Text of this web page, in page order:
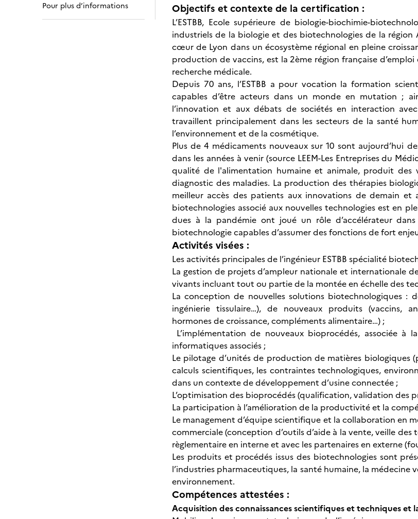
Pour plus d’informations Objectifs et contexte de la certification :
L’ESTBB, Ecole supérieure de biologie-biochimie-
industriels de la biologie et des biotechnologies de la région
cœur de Lyon dans un écosystème régional en pleine
production de vaccins, est la 2ème région française
recherche médicale.
Depuis 70 ans, l’ESTBB a pour vocation la formation
capables d’être acteurs dans un monde en mutation ;
l’innovation et aux débats de sociétés en interaction
travaillent principalement dans les secteurs de la santé
l’environnement et de la cosmétique.
Plus de 4 médicaments nouveaux sur 10 sont aujourd’hui
dans les années à venir (source LEEM-Les Entreprises du
qualité de l'alimentation humaine et animale, produit des
diagnostic des maladies. La production des thérapies
meilleur accès des patients aux innovations de demain et
biotechnologies associé aux nouvelles technologies est en
dues à la pandémie ont joué un rôle d’accélérateur
biotechnologie capables d’assumer des fonctions de fort
Activités visées :
Les activités principales de l’ingénieur ESTBB spécialité
La gestion de projets d’ampleur nationale et internationale
vivants incluant tout ou partie de la montée en échelle des
La conception de nouvelles solutions biotechnologiques :
ingénierie tissulaire…), de nouveaux produits (vaccins,
hormones de croissance, compléments alimentaire…) ;
L’implémentation de nouveaux bioprocédés, associée
informatiques associés ;
Le pilotage d’unités de production de matières biologiques
calculs scientifiques, les contraintes technologiques,
dans un contexte de développement d’usine connectée ;
L’optimisation des bioprocédés (qualification, validation des
La participation à l’amélioration de la productivité et la
Le management d’équipe scientifique et la collaboration en
commerciale (conception d’outils d’aide à la vente, veille
règlementaire en interne et avec les partenaires en externe
Les produits et procédés issus des biotechnologies sont
l’industries pharmaceutiques, la santé humaine, la médecine
environnement.
Compétences attestées :
Acquisition des connaissances scientifiques et techniques et